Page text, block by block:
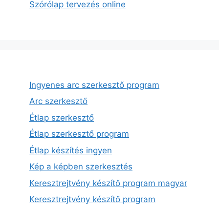
Szórólap tervezés online
Ingyenes arc szerkesztő program
Arc szerkesztő
Étlap szerkesztő
Étlap szerkesztő program
Étlap készítés ingyen
Kép a képben szerkesztés
Keresztrejtvény készítő program magyar
Keresztrejtvény készítő program